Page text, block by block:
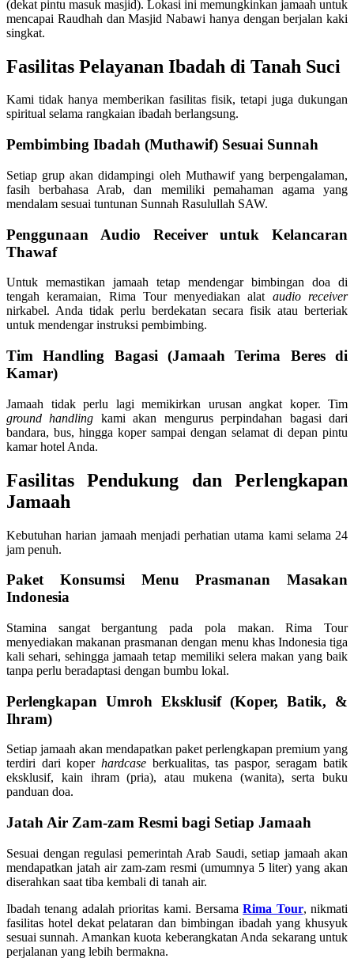
(dekat pintu masuk masjid). Lokasi ini memungkinkan jamaah untuk
mencapai Raudhah dan Masjid Nabawi hanya dengan berjalan kaki
singkat.
Fasilitas Pelayanan Ibadah di Tanah Suci
Kami tidak hanya memberikan fasilitas fisik, tetapi juga dukungan
spiritual selama rangkaian ibadah berlangsung.
Pembimbing Ibadah (Muthawif) Sesuai Sunnah
Setiap grup akan didampingi oleh Muthawif yang berpengalaman,
fasih berbahasa Arab, dan memiliki pemahaman agama yang
mendalam sesuai tuntunan Sunnah Rasulullah SAW.
Penggunaan Audio Receiver untuk Kelancaran
Thawaf
Untuk memastikan jamaah tetap mendengar bimbingan doa di
tengah keramaian, Rima Tour menyediakan alat audio receiver
nirkabel. Anda tidak perlu berdekatan secara fisik atau berteriak
untuk mendengar instruksi pembimbing.
Tim Handling Bagasi (Jamaah Terima Beres di
Kamar)
Jamaah tidak perlu lagi memikirkan urusan angkat koper. Tim
ground handling kami akan mengurus perpindahan bagasi dari
bandara, bus, hingga koper sampai dengan selamat di depan pintu
kamar hotel Anda.
Fasilitas Pendukung dan Perlengkapan
Jamaah
Kebutuhan harian jamaah menjadi perhatian utama kami selama 24
jam penuh.
Paket Konsumsi Menu Prasmanan Masakan
Indonesia
Stamina sangat bergantung pada pola makan. Rima Tour
menyediakan makanan prasmanan dengan menu khas Indonesia tiga
kali sehari, sehingga jamaah tetap memiliki selera makan yang baik
tanpa perlu beradaptasi dengan bumbu lokal.
Perlengkapan Umroh Eksklusif (Koper, Batik, &
Ihram)
Setiap jamaah akan mendapatkan paket perlengkapan premium yang
terdiri dari koper hardcaseberkualitas, tas paspor, seragam batik
eksklusif, kain ihram (pria), atau mukena (wanita), serta buku
panduan doa.
Jatah Air Zam-zam Resmi bagi Setiap Jamaah
Sesuai dengan regulasi pemerintah Arab Saudi, setiap jamaah akan
mendapatkan jatah air zam-zam resmi (umumnya 5 liter) yang akan
diserahkan saat tiba kembali di tanah air.
Ibadah tenang adalah prioritas kami. BersamaRima Tour, nikmati
fasilitas hotel dekat pelataran dan bimbingan ibadah yang khusyuk
sesuai sunnah. Amankan kuota keberangkatan Anda sekarang untuk
perjalanan yang lebih bermakna.